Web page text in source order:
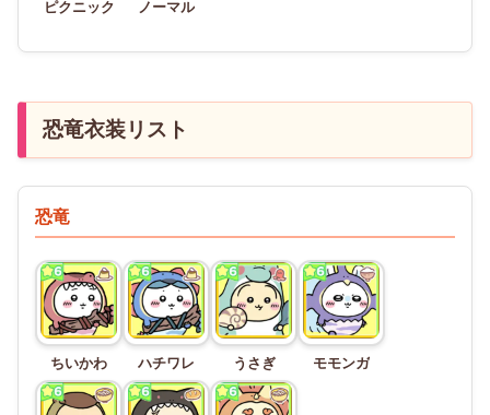
ピクニック ノーマル
恐竜衣装リスト
恐竜
ちいかわ ハチワレ うさぎ モモンガ